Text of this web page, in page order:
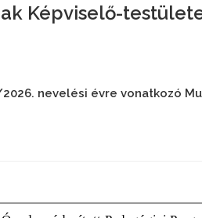
Képviselő-
nevelési évre vonatkozó